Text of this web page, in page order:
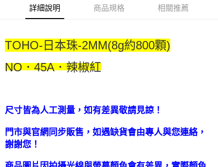
付款後全家取貨
7-11取貨付款
每筆NT$60，滿NT$1,500(含以上)免運費
宅配 新竹物流
每筆NT$130，滿NT$2,000(含以上)免運費
國家/地區配送-香港(順豐快遞)
詳細說明 商品規格 相關推薦
TOHO-日本珠-2MM(8g約800顆)
NO．45A．辣椒紅
尺寸皆為人工測量，如有差異敬請見諒！
門市與官網同步販售，如遇缺貨會由專人與您連絡，
謝謝您！